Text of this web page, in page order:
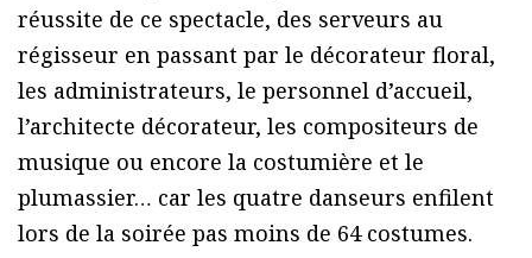
réussite de ce spectacle, des serveurs au
régisseur en passant par le décorateur floral,
les administrateurs, le personnel d’accueil,
l’architecte décorateur, les compositeurs de
musique ou encore la costumière et le
plumassier… car les quatre danseurs enfilent
lors de la soirée pas moins de 64 costumes.